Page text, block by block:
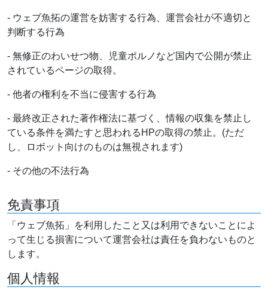
- ウェブ魚拓の運営を妨害する行為、運営会社が不適切と
判断する行為
- 無修正のわいせつ物、児童ポルノなど国内で公開が禁止
されているページの取得。
- 他者の権利を不当に侵害する行為
- 最終改正された著作権法に基づく、情報の収集を禁止し
ている条件を満たすと思われるHPの取得の禁止。(ただ
し、ロボット向けのものは無視されます)
- その他の不法行為
免責事項
「ウェブ魚拓」を利用したこと又は利用できないことによ
って生じる損害について運営会社は責任を負わないものと
します。
個人情報